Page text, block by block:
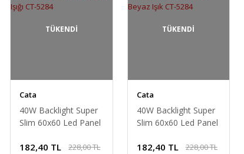
TÜKENDİ
Cata
40W Backlight Super
Slim 60x60 Led Panel
5284
182,40 TL 228,00 TL
TÜKENDİ
Cata
40W Backlight Super
Slim 60x60 Led Panel
5284
182,40 TL 228,00 TL